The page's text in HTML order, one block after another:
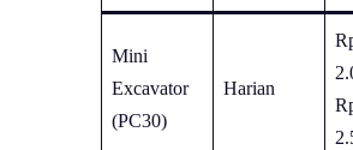
Mini
Excavator
(PC30)
Harian